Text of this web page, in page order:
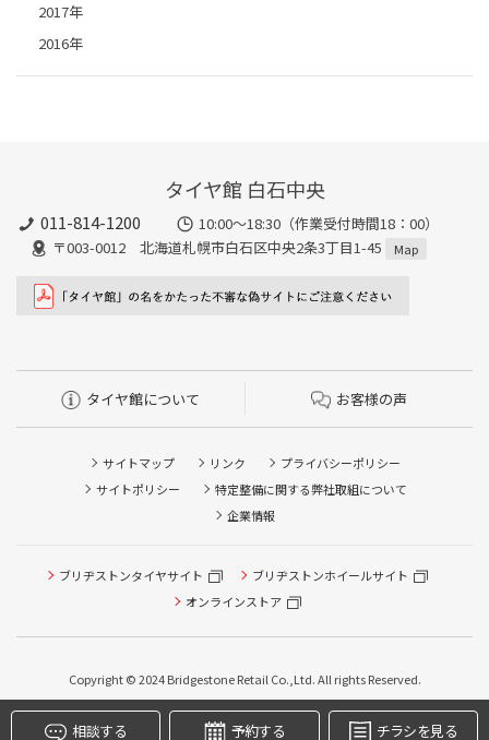
2017年
2016年
タイヤ館 白石中央
011-814-1200
10:00～18:30（作業受付時間18：00）
〒003-0012 北海道札幌市白石区中央2条3丁目1-45
Map
タイヤ館について お客様の声
サイトマップ リンク
プライバシーポリシー
サイトポリシー
特定整備に関する弊社取組について
企業情報
ブリヂストンタイヤサイト
ブリヂストンホイールサイト
オンラインストア
Copyright © 2024 Bridgestone Retail Co.,Ltd. All rights Reserved.
相談する 予約する チラシを見る
ピット作業の予約
クローク契約会員専用タイヤ履き替え※タイヤ履き替えを
方はご利用いただけません